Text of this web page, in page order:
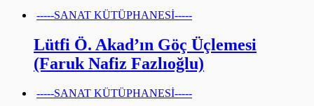
-----SANAT KÜTÜPHANESİ-----
Lütfi Ö. Akad’ın Göç Üçlemesi
(Faruk Nafiz Fazlıoğlu)
-----SANAT KÜTÜPHANESİ-----